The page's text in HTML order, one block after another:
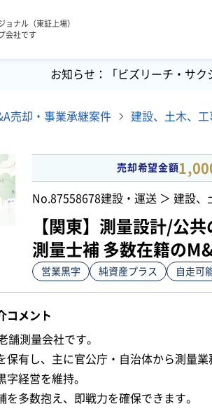
ョナル（東証上場）
会社です
お知らせ：「ビズリーチ・サ
売却・事業承継案件 建設、土木、工
売却希望金額
No.87558678建設・運送 ＞ 建設、
【関東】測量設計/公
測量士補 多数在籍の
営業黒字 純資産プラス 自走可
コメント
舗測量会社です。
保有し、主に官公庁・自治体から測量業
字経営を維持。
を多数抱え、即戦力を確保できます。